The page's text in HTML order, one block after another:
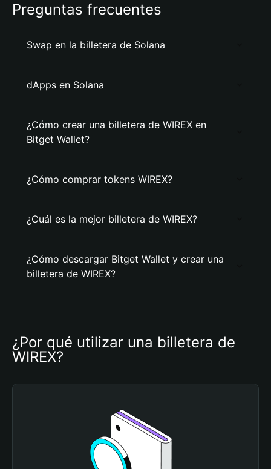
Preguntas frecuentes
Swap en la billetera de Solana
dApps en Solana
¿Cómo crear una billetera de WIREX en
Bitget Wallet?
¿Cómo comprar tokens WIREX?
¿Cuál es la mejor billetera de WIREX?
¿Cómo descargar Bitget Wallet y crear una
billetera de WIREX?
¿Por qué utilizar una billetera de
WIREX?